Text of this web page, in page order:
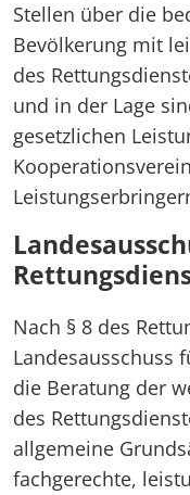
Stellen über die
Bevölkerung mit
des
und in der Lage
gesetzlichen
Nach § 8 des
Landesausschuss
die Beratung der
des
allgemeine
fachgerechte,